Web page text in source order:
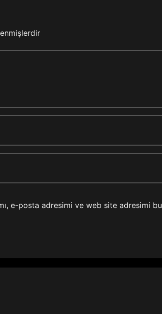
e-posta adresimi ve web site adresimi bu